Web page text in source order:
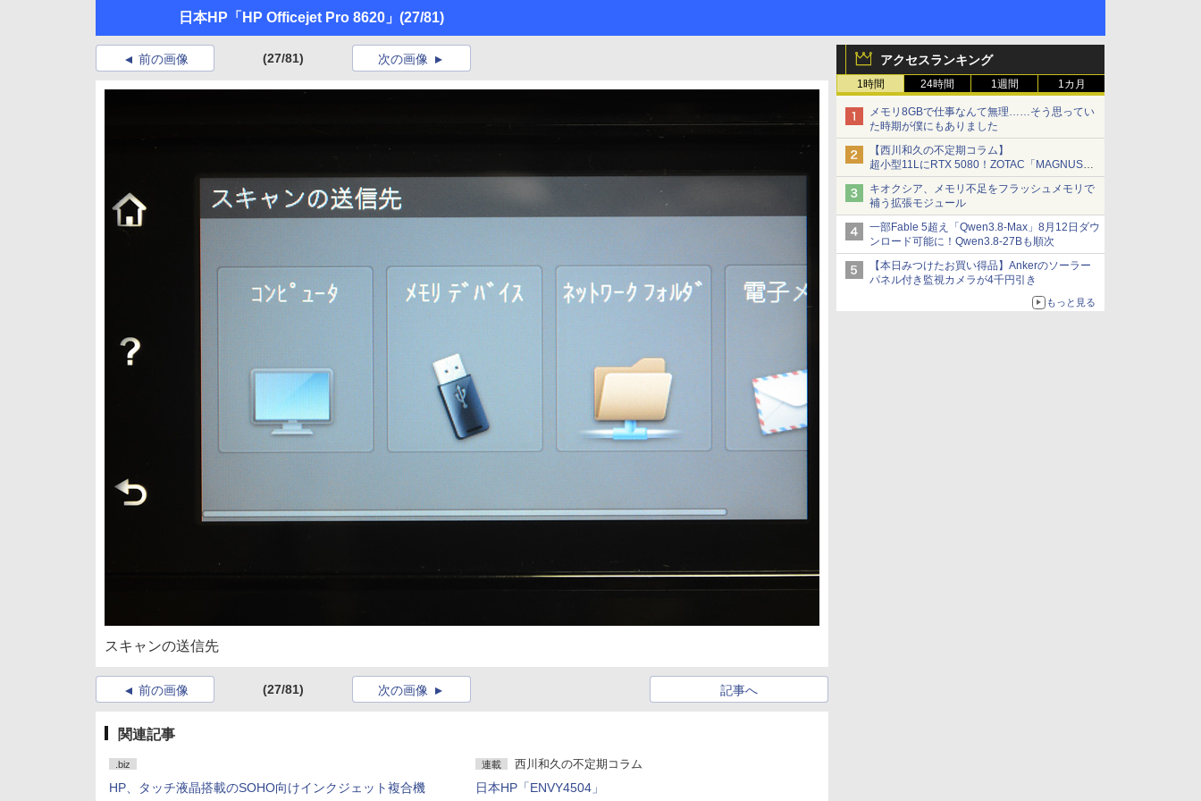
日本HP「HP Officejet Pro 8620」 (27/81)
アクセスランキング
1時間 24時間 1週間 1カ月
メモリ8GBで仕事なんて無理……そう思ってい
た時期が僕にもありました
【西川和久の不定期コラム】
超小型11LにRTX 5080！ZOTAC「MAGNUS
ONE」最上位機の実力を探る
キオクシア、メモリ不足をフラッシュメモリで
補う拡張モジュール
一部Fable 5超え「Qwen3.8-Max」8月12日ダウ
ンロード可能に！Qwen3.8-27Bも順次
【本日みつけたお買い得品】Ankerのソーラー
パネル付き監視カメラが4千円引き
もっと見る
前の画像 (27/81) 次の画像
スキャンの送信先
前の画像 (27/81) 記事へ
次の画像
関連記事
.biz
HP、タッチ液晶搭載のSOHO向けインクジェット複合機
連載 西川和久の不定期コラム
日本HP「ENVY4504」